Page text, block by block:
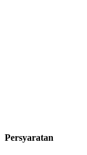
Persyaratan